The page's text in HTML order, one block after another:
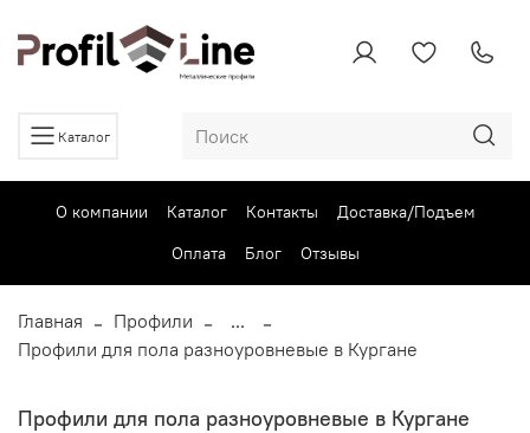
Каталог
О компании Каталог Контакты
Доставка/Подъем
Оплата
Блог Отзывы
Главная Профили
...
Профили для пола разноуровневые в Кургане
Профили для пола разноуровневые в Кургане